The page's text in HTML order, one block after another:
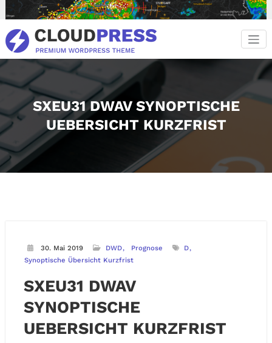
Inhalt
springen
SXEU31 DWAV SYNOPTISCHE
UEBERSICHT KURZFRIST
30. Mai 2019 DWD Prognose
D
Synoptische Übersicht Kurzfrist
SXEU31 DWAV
SYNOPTISCHE
UEBERSICHT KURZFRIST